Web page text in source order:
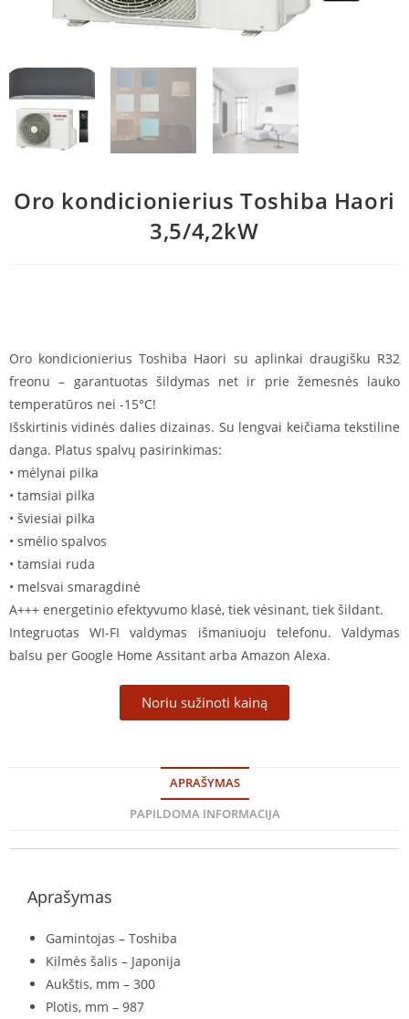
Oro kondicionierius Toshiba Haori
3,5/4,2kW
Oro kondicionierius Toshiba Haori su aplinkai draugišku R32
freonu – garantuotas šildymas net ir prie žemesnės lauko
temperatūros nei -15°C!
Išskirtinis vidinės dalies dizainas. Su lengvai keičiama tekstiline
danga. Platus spalvų pasirinkimas:
• mėlynai pilka
• tamsiai pilka
• šviesiai pilka
• smėlio spalvos
• tamsiai ruda
• melsvai smaragdinė
A+++ energetinio efektyvumo klasė, tiek vėsinant, tiek šildant.
Integruotas WI-FI valdymas išmaniuoju telefonu. Valdymas
balsu per Google Home Assitant arba Amazon Alexa.
Noriu sužinoti kainą
APRAŠYMAS
PAPILDOMA INFORMACIJA
Aprašymas
Gamintojas – Toshiba
Kilmės šalis – Japonija
Aukštis, mm – 300
Plotis, mm – 987